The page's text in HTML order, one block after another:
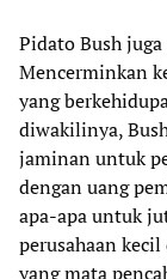
Pidato Bush
Mencerminkan
yang
diwakilinya,
jaminan untuk
dengan uang
apa-apa untuk
perusahaan
yang mata